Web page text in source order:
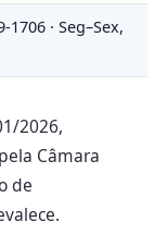
· Seg–Sex,
2026,
Câmara
de